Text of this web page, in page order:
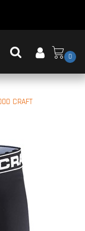
0
CRAFT